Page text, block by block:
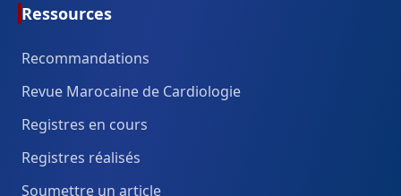
Ressources
Recommandations
Revue Marocaine de Cardiologie
Registres en cours
Registres réalisés
Soumettre un article